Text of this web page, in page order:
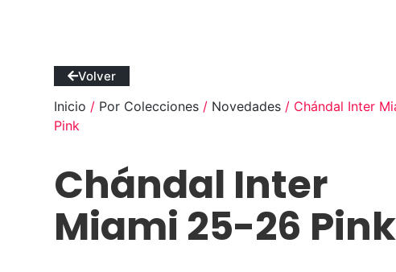
Volver
Inicio / Por Colecciones / Novedades / Chándal Inter
Pink
Chándal Inter
Miami 25-26 Pink